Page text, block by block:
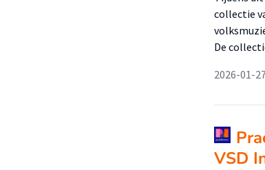
collectie
De
2026-01-
VSD